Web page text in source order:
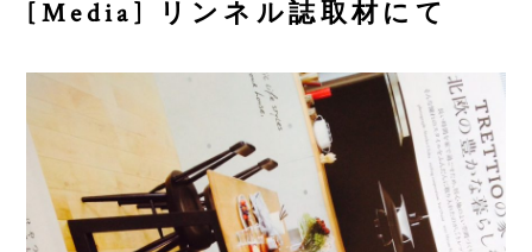
[Media] リンネル誌取材にて